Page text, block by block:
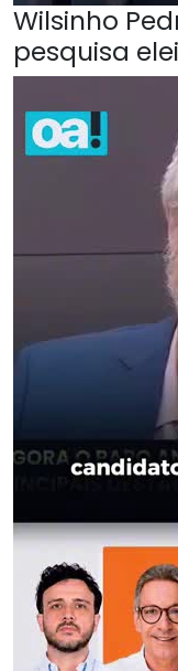
Wilsinho
pesquisa